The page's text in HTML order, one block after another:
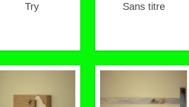
Try Sans titre